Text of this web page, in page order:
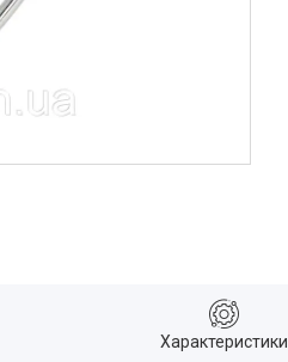
Характеристики